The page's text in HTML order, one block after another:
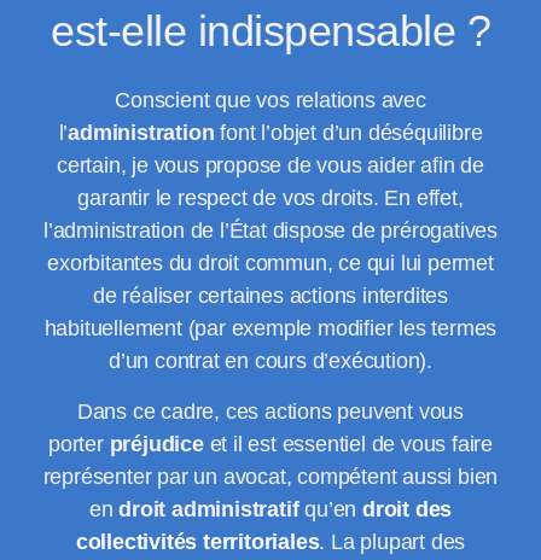
est-elle indispensable ?
Conscient que vos relations avec
l’administration font l’objet d’un déséquilibre
certain, je vous propose de vous aider afin de
garantir le respect de vos droits. En effet,
l’administration de l’État dispose de prérogatives
exorbitantes du droit commun, ce qui lui permet
de réaliser certaines actions interdites
habituellement (par exemple modifier les termes
d’un contrat en cours d’exécution).
Dans ce cadre, ces actions peuvent vous
porter préjudiceet il est essentiel de vous faire
représenter par un avocat, compétent aussi bien
endroit administratifqu’en droit des
collectivités territoriales. La plupart des